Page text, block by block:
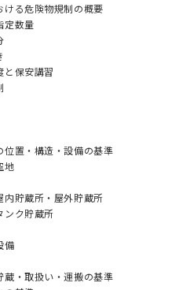
る危険物規制の概要
定数量
と保安講習
置・構造・設備の基準
地
内貯蔵所・屋外貯蔵所
ンク貯蔵所
備
・取扱い・運搬の基準